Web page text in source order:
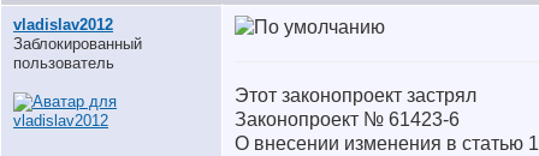
vladislav2012
Заблокированный
пользователь
Этот законопроект застрял
Законопроект № 61423-6
О внесении изменения в статью